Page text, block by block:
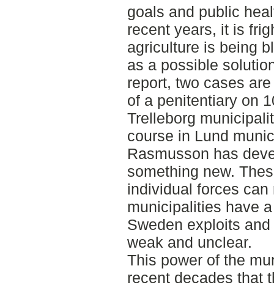
goals and public
recent years, it is
agriculture is being
as a possible
report, two cases
of a penitentiary on
Trelleborg
course in Lund
Rasmusson has
something new.
individual forces
municipalities have
Sweden exploits
weak and unclear.
This power of the
recent decades that